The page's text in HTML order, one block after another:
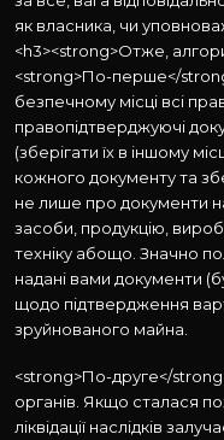
як власника, чи
<h3><strong>Отже,
<strong>По-перше</
безпечному місці всі
правопідтверджуючі
(зберігати їх в іншому
кожного документу та
не лише про документи
засоби, продукцію,
техніку абощо. Значно
надані вами документи
щодо підтвердження
зруйнованого майна.
<strong>По-друге</
органів. Якщо сталася
ліквідації наслідків